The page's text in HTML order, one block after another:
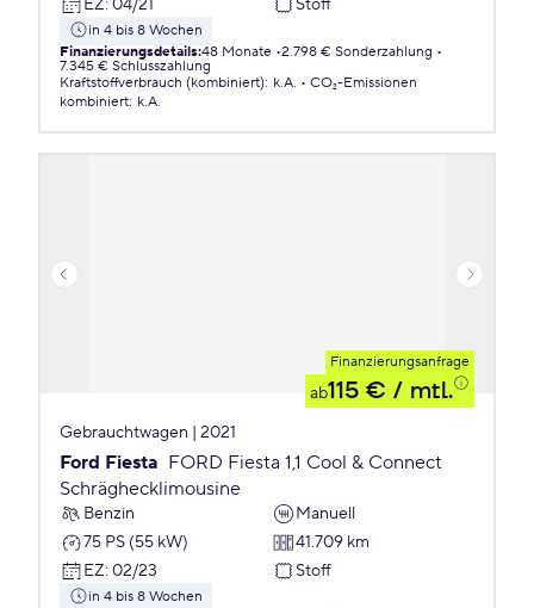
in 4 bis 8 Wochen
Finanzierungsdetails:48 Monate 2.798 € Sonderzahlung
7.345 € Schlusszahlung
Kraftstoffverbrauch (kombiniert): k.A.
CO₂-Emissionen
kombiniert: k.A.
Finanzierungsanfrage
ab115 € / mtl.
Gebrauchtwagen | 2021
Ford Fiesta FORD Fiesta 1,1 Cool & Connect
Schräghecklimousine
Benzin
Manuell
75 PS (55 kW)
41.709 km
EZ: 02/23 Stoff
in 4 bis 8 Wochen